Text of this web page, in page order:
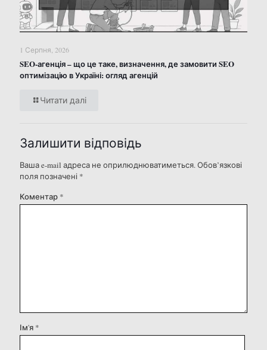
1 Серпня, 2026
SEO-агенція – що це таке, визначення, де замовити SEO
оптимізацію в Україні: огляд агенцій
Читати далі
Залишити відповідь
Ваша e-mail адреса не оприлюднюватиметься.Обов’язкові
поля позначені *
Коментар *
Ім'я *